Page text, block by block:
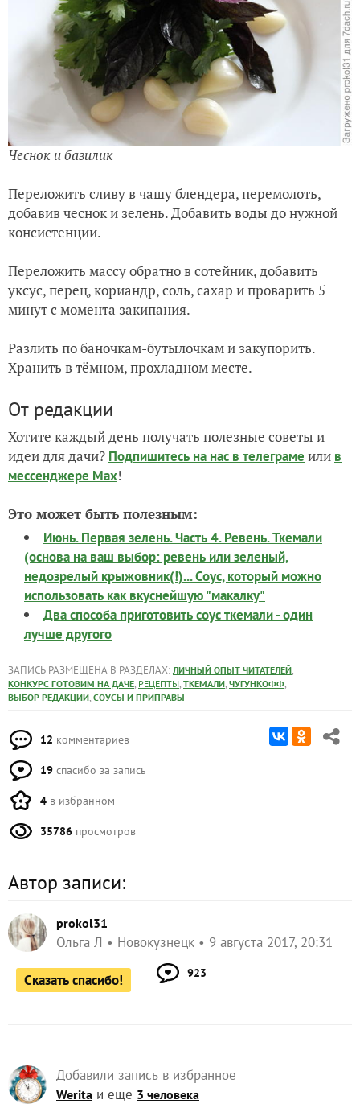
Чеснок и базилик
Переложить сливу в чашу блендера, перемолоть,
добавив чеснок и зелень. Добавить воды до нужной
консистенции.
Переложить массу обратно в сотейник, добавить
уксус, перец, кориандр, соль, сахар и проварить 5
минут с момента закипания.
Разлить по баночкам-бутылочкам и закупорить.
Хранить в тёмном, прохладном месте.
От редакции
Хотите каждый день получать полезные советы и
идеи для дачи? Подпишитесь на нас в телеграме или в
мессенджере Max!
Это может быть полезным:
Июнь. Первая зелень. Часть 4. Ревень. Ткемали
(основа на ваш выбор: ревень или зеленый,
недозрелый крыжовник(!)... Соус, который можно
использовать как вкуснейшую "макалку"
Два способа приготовить соус ткемали - один
лучше другого
ЗАПИСЬ РАЗМЕЩЕНА В РАЗДЕЛАХ: ЛИЧНЫЙ ОПЫТ ЧИТАТЕЛЕЙ,
КОНКУРС ГОТОВИМ НА ДАЧЕ, РЕЦЕПТЫ, ТКЕМАЛИ, ЧУГУНКОФФ,
ВЫБОР РЕДАКЦИИ, СОУСЫ И ПРИПРАВЫ
12 комментариев
19 спасибо за запись
4 в избранном
35786 просмотров
Автор записи:
prokol31
Ольга Л Новокузнецк 9 августа 2017, 20:31
Сказать спасибо! 923
Добавили запись в избранное
Werita и еще 3 человека